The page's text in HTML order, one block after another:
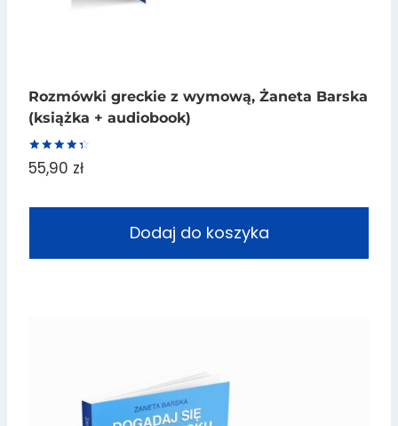
Rozmówki greckie z wymową, Żaneta Barska
(książka + audiobook)
Oceniono
4.47
55,90 zł
Dodaj do koszyka